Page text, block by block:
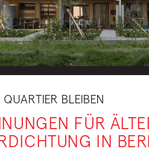
QUARTIER BLEIBEN
FÜR
IN